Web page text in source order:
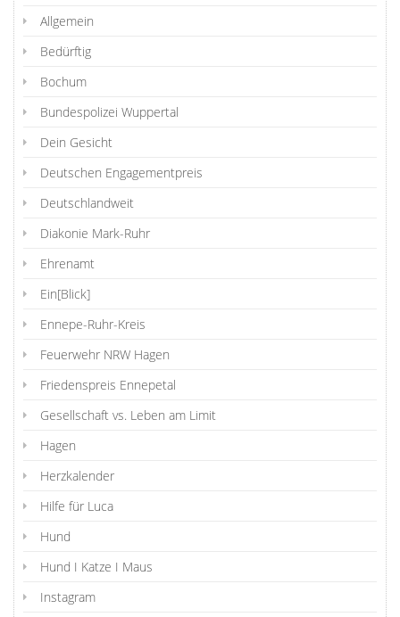
Allgemein
Bedürftig
Bochum
Bundespolizei Wuppertal
Dein Gesicht
Deutschen Engagementpreis
Deutschlandweit
Diakonie Mark-Ruhr
Ehrenamt
Ein[Blick]
Ennepe-Ruhr-Kreis
Feuerwehr NRW Hagen
Friedenspreis Ennepetal
Gesellschaft vs. Leben am Limit
Hagen
Herzkalender
Hilfe für Luca
Hund
Hund I Katze I Maus
Instagram